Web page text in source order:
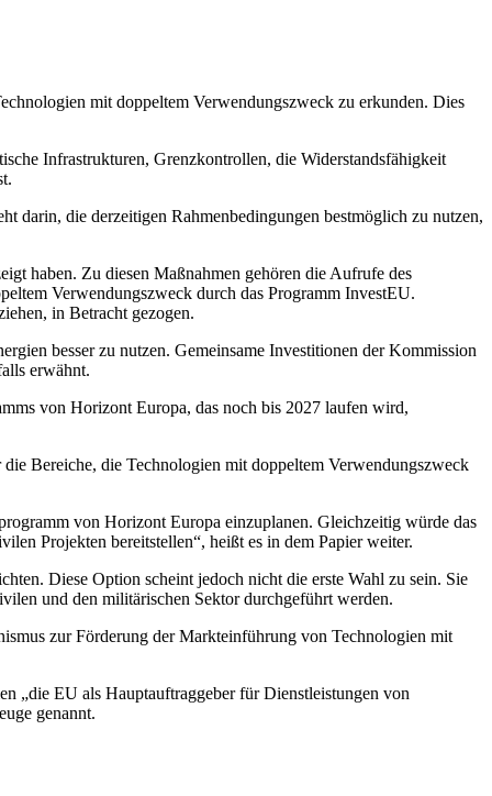
mit doppeltem Verwendungszweck zu erkunden. Dies
Infrastrukturen, Grenzkontrollen, die Widerstandsfähigkeit
darin, die derzeitigen Rahmenbedingungen bestmöglich zu nutzen,
haben. Zu diesen Maßnahmen gehören die Aufrufe des
Verwendungszweck durch das Programm InvestEU.
in Betracht gezogen.
besser zu nutzen. Gemeinsame Investitionen der Kommission
erwähnt.
von Horizont Europa, das noch bis 2027 laufen wird,
Bereiche, die Technologien mit doppeltem Verwendungszweck
von Horizont Europa einzuplanen. Gleichzeitig würde das
Projekten bereitstellen“, heißt es in dem Papier weiter.
Diese Option scheint jedoch nicht die erste Wahl zu sein. Sie
und den militärischen Sektor durchgeführt werden.
zur Förderung der Markteinführung von Technologien mit
„die EU als Hauptauftraggeber für Dienstleistungen von
genannt.